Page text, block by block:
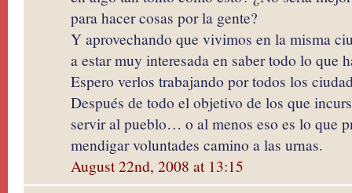
para hacer cosas por la gente?
Y aprovechando que vivimos en la misma
a estar muy interesada en saber todo lo que
Espero verlos trabajando por todos los
Después de todo el objetivo de los que
servir al pueblo… o al menos eso es lo que
mendigar voluntades camino a las urnas.
August 22nd, 2008 at 13:15